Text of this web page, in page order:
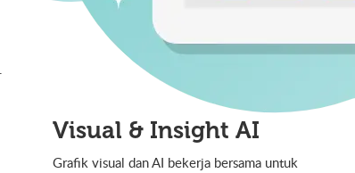
Visual & Insight AI
Grafik visual dan AI bekerja bersama untuk